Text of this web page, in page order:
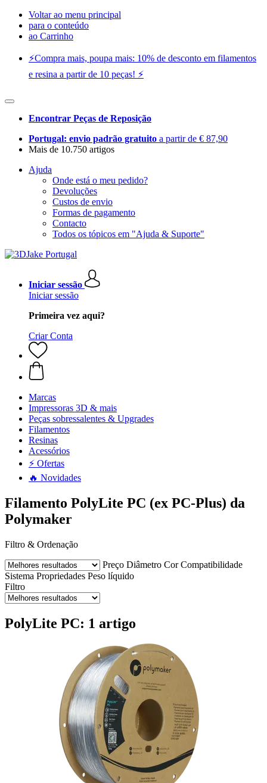
Voltar ao menu principal
para o conteúdo
ao Carrinho
⚡️Compra mais, poupa mais: 10% de desconto em filamentos
e resina a partir de 10 peças! ⚡️
Encontrar Peças de Reposição
Portugal: envio padrão gratuito a partir de € 87,90
Mais de 10.750 artigos
Ajuda
Onde está o meu pedido?
Devoluções
Custos de envio
Formas de pagamento
Contacto
Todos os tópicos em "Ajuda & Suporte"
Iniciar sessão
Iniciar sessão
Primeira vez aqui?
Criar Conta
Marcas
Impressoras 3D & mais
Peças sobressalentes & Upgrades
Filamentos
Resinas
Acessórios
⚡ Ofertas
🔥 Novidades
Filamento PolyLite PC (ex PC-Plus) da
Polymaker
Filtro & Ordenação
Preço Diâmetro Cor Compatibilidade
Sistema Propriedades Peso líquido
Filtro
PolyLite PC: 1 artigo